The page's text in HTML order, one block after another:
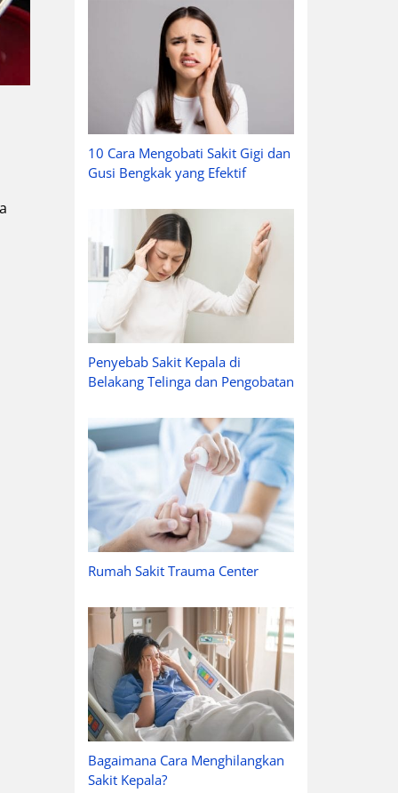
10 Cara Mengobati Sakit Gigi dan
Gusi Bengkak yang Efektif
Penyebab Sakit Kepala di
Belakang Telinga dan Pengobatan
Rumah Sakit Trauma Center
Bagaimana Cara Menghilangkan
Sakit Kepala?